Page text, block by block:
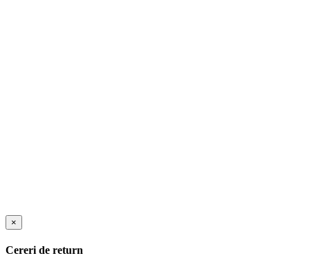
×
Cereri de return